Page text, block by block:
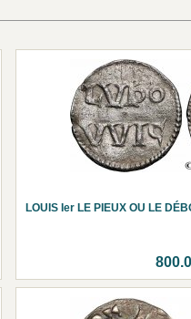
LOUIS Ier LE PIEUX OU LE